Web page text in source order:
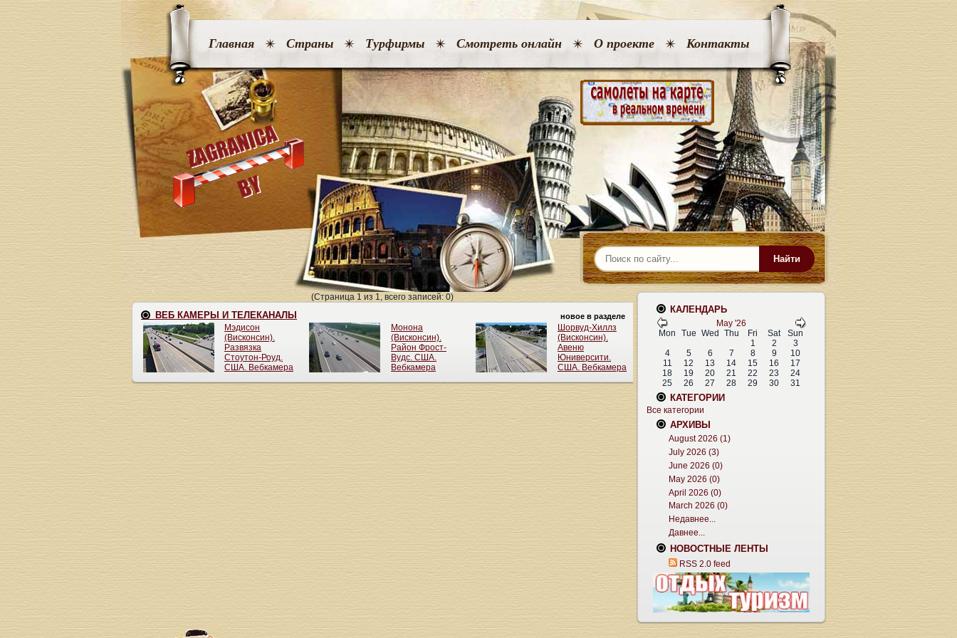
Главная Страны Турфирмы Смотреть онлайн О проекте Контакты
Найти
(Страница 1 из 1, всего записей: 0)
КАЛЕНДАРЬ
May '26
Mon
Tue Wed Thu Fri Sat
Sun
1
2
3
4
5 6 7 8 9
10
11
12 13 14 15 16
17
18
19 20 21 22 23
24
25
26 27 28 29 30 31
КАТЕГОРИИ
Все категории
АРХИВЫ
August 2026 (1)
July 2026 (3)
June 2026 (0)
May 2026 (0)
April 2026 (0)
March 2026 (0)
Недавнее...
Давнее...
НОВОСТНЫЕ ЛЕНТЫ
RSS 2.0 feed